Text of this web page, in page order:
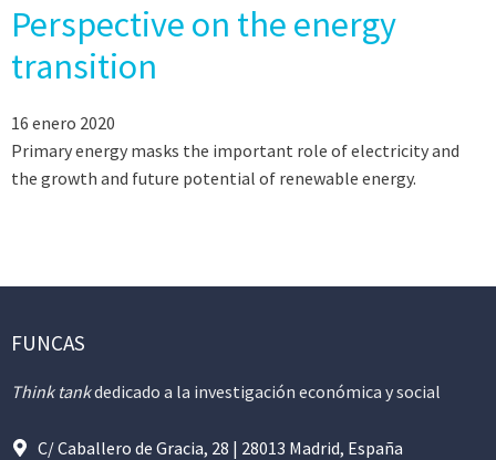
Perspective on the energy
transition
16 enero 2020
Primary energy masks the important role of electricity and
the growth and future potential of renewable energy.
FUNCAS
Think tankdedicado a la investigación económica y social
C/ Caballero de Gracia, 28 | 28013 Madrid, España